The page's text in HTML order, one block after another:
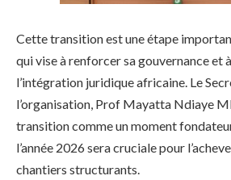
Cette transition est une étape
qui vise à renforcer sa gouvernance et
l’intégration juridique africaine. Le
l’organisation, Prof Mayatta Ndiaye
transition comme un moment
l’année 2026 sera cruciale pour
chantiers structurants.